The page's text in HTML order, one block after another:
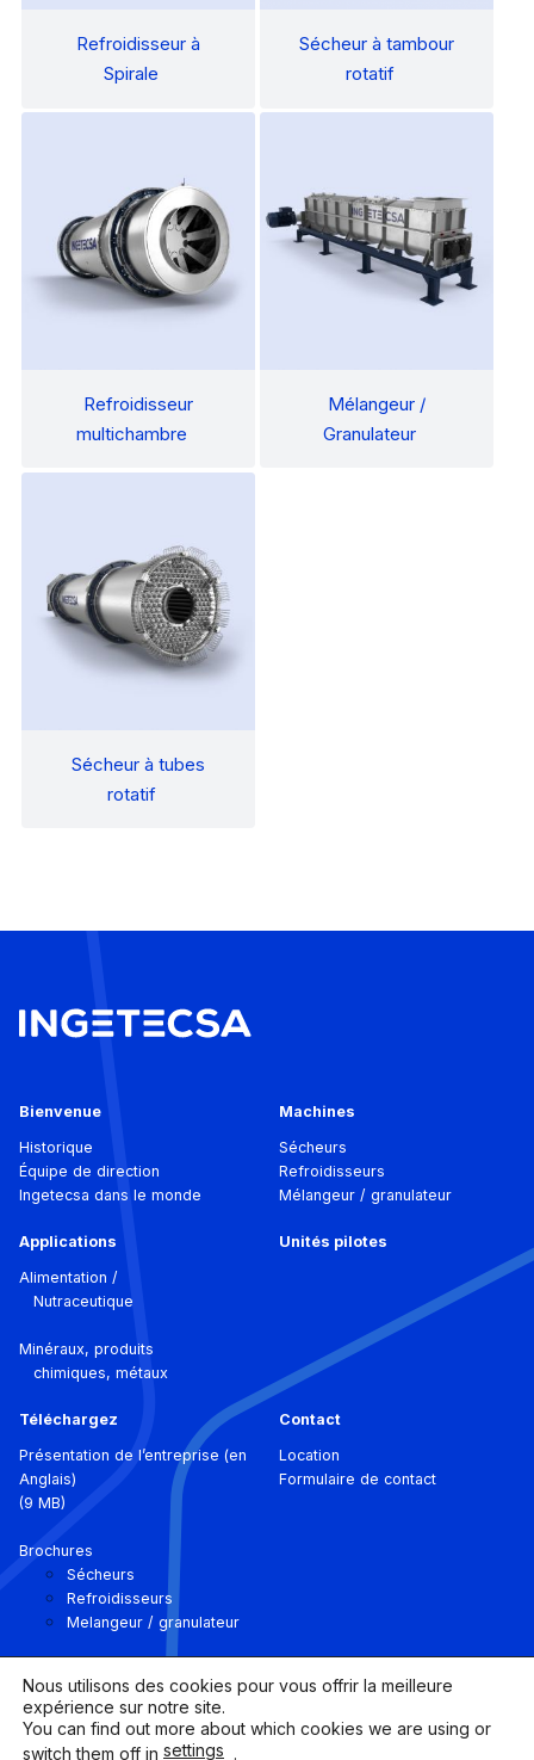
Refroidisseur à
Spirale
Sécheur à tambour
rotatif
Refroidisseur
multichambre
Mélangeur /
Granulateur
Sécheur à tubes
rotatif
Bienvenue
Historique
Équipe de direction
Ingetecsa dans le monde
Machines
Sécheurs
Refroidisseurs
Mélangeur / granulateur
Applications
Alimentation /
Nutraceutique
Minéraux, produits
chimiques, métaux
Unités pilotes
Téléchargez
Présentation de l’entreprise (en
Anglais)
(9 MB)
Brochures
Sécheurs
Refroidisseurs
Melangeur / granulateur
Contact
Location
Formulaire de contact
Nous utilisons des cookies pour vous offrir la meilleure
expérience sur notre site.
You can find out more about which cookies we are using or
switch them off in settings .